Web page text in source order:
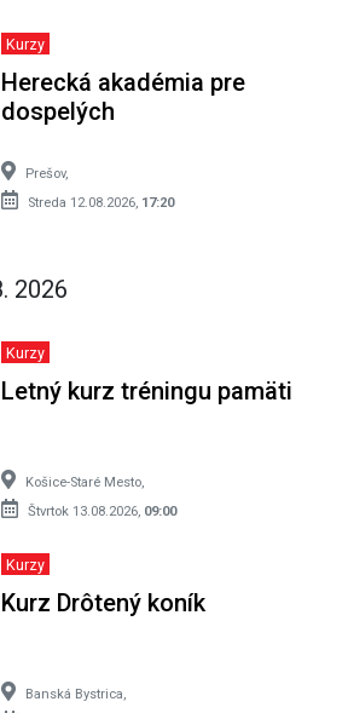
Kurzy
Herecká akadémia pre
dospelých
Prešov,
Streda 12.08.2026, 17:20
2026
Kurzy
Letný kurz tréningu pamäti
Košice-Staré Mesto,
Štvrtok 13.08.2026, 09:00
Kurzy
Kurz Drôtený koník
Banská Bystrica,